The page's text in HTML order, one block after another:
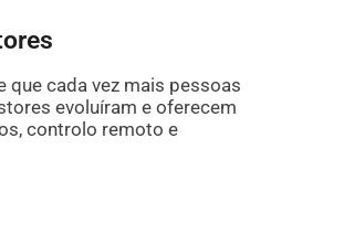
cada vez mais pessoas
evoluíram e oferecem
controlo remoto e